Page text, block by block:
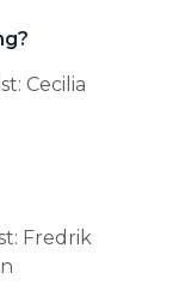
Cecilia
Fredrik